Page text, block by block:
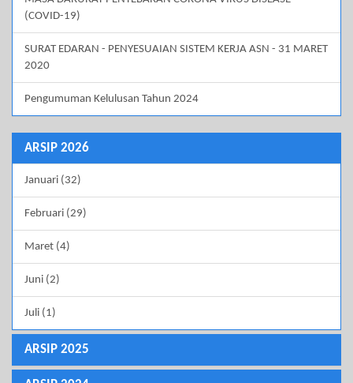
(COVID-19)
SURAT EDARAN - PENYESUAIAN SISTEM KERJA ASN - 31 MARET
2020
Pengumuman Kelulusan Tahun 2024
ARSIP 2026
Januari (32)
Februari (29)
Maret (4)
Juni (2)
Juli (1)
ARSIP 2025